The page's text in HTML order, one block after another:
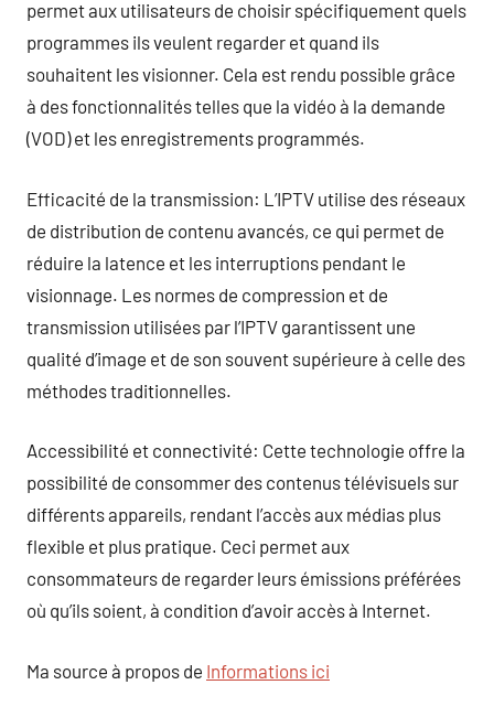
permet aux utilisateurs de choisir spécifiquement quels
programmes ils veulent regarder et quand ils
souhaitent les visionner. Cela est rendu possible grâce
à des fonctionnalités telles que la vidéo à la demande
(VOD) et les enregistrements programmés.
Efficacité de la transmission: L’IPTV utilise des réseaux
de distribution de contenu avancés, ce qui permet de
réduire la latence et les interruptions pendant le
visionnage. Les normes de compression et de
transmission utilisées par l’IPTV garantissent une
qualité d’image et de son souvent supérieure à celle des
méthodes traditionnelles.
Accessibilité et connectivité: Cette technologie offre la
possibilité de consommer des contenus télévisuels sur
différents appareils, rendant l’accès aux médias plus
flexible et plus pratique. Ceci permet aux
consommateurs de regarder leurs émissions préférées
où qu’ils soient, à condition d’avoir accès à Internet.
Ma source à propos de Informations ici